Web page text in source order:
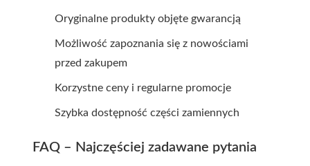
Oryginalne produkty objęte gwarancją
Możliwość zapoznania się z nowościami
przed zakupem
Korzystne ceny i regularne promocje
Szybka dostępność części zamiennych
FAQ – Najczęściej zadawane pytania